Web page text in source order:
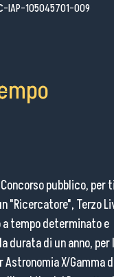
IAP-105045701-009
Concorso pubblico, per
"Ricercatore", Terzo
tempo determinato e
durata di un anno, per
X/Gamma